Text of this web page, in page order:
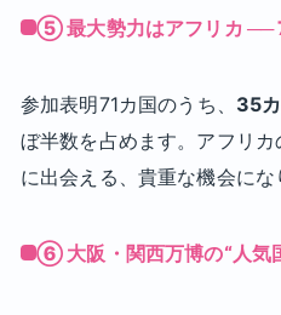
⑤ 最大勢力はアフリカ ──
参加表明71カ国のうち、 35
ぼ半数を占めます。アフリ
に出会える、貴重な機会にな
⑥ 大阪・関西万博の“人気